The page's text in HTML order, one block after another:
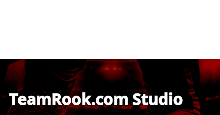
TeamRook.com Studio